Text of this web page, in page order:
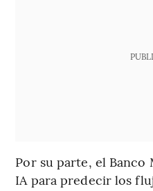
Por su parte, el Banco
IA para predecir los